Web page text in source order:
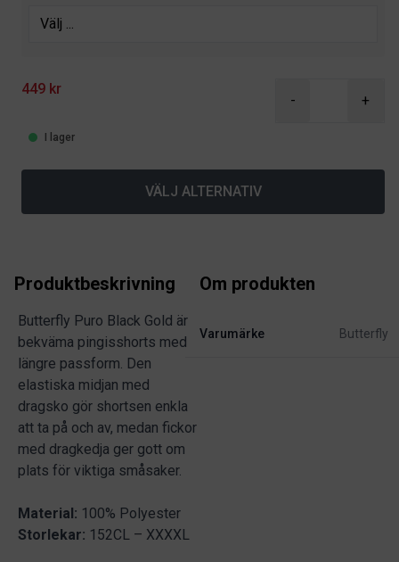
449 kr
- +
I lager
VÄLJ ALTERNATIV
Produktbeskrivning
Butterfly Puro Black Gold är
bekväma pingisshorts med
längre passform. Den
elastiska midjan med
dragsko gör shortsen enkla
att ta på och av, medan fickor
med dragkedja ger gott om
plats för viktiga småsaker.
Material: 100% Polyester
Storlekar: 152CL – XXXXL
Om produkten
Varumärke Butterfly